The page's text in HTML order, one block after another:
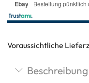
Voraussichtliche
Beschreibung